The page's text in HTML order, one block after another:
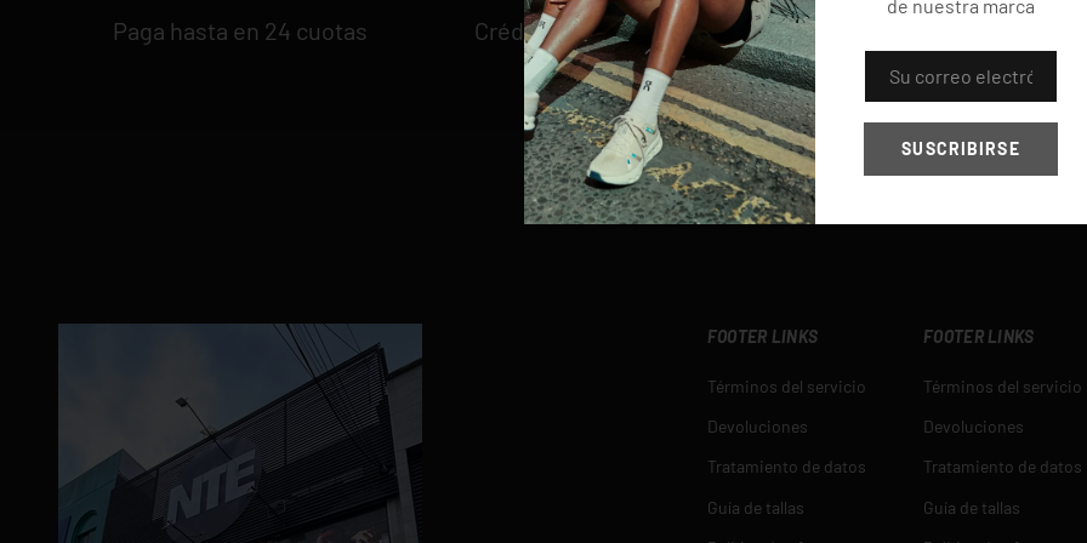
de nuestra marca
SUSCRIBIRSE
Paga hasta en 24 cuotas Crédito fácil, rápido y seguro certified original
FOOTER LINKS
Términos del servicio
Devoluciones
Tratamiento de datos
Guía de tallas
FOOTER LINKS
Términos del servicio
Devoluciones
Tratamiento de datos
Guía de tallas